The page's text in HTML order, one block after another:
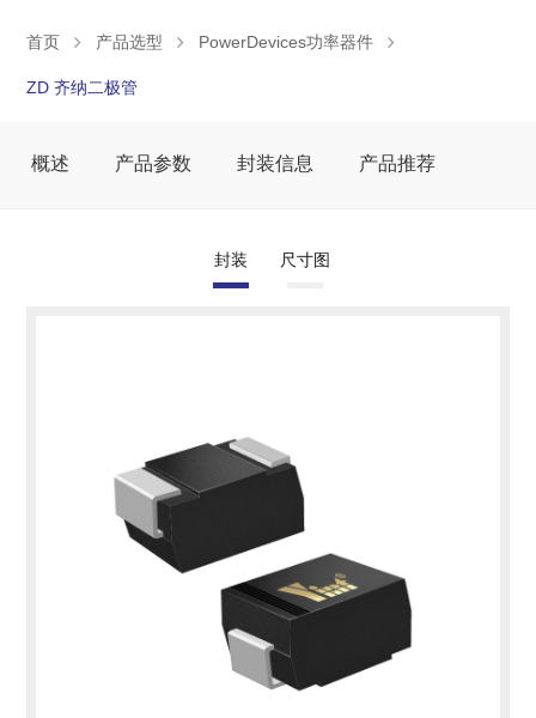
首页 产品选型 PowerDevices功率器件
ZD 齐纳二极管
概述 产品参数 封装信息 产品推荐
封装 尺寸图